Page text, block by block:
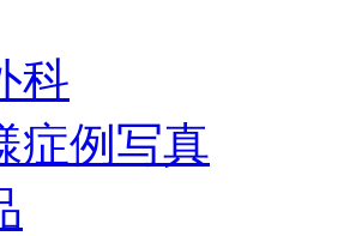
科
症例写真